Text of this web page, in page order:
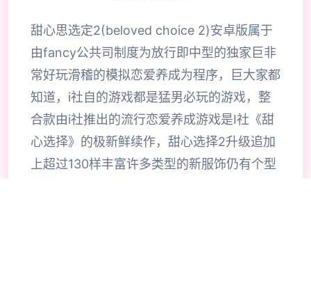
甜心思选定2(beloved choice 2)安卓版属于
由fancy公共司制度为放行即中型的独家巨非
常好玩滑稽的模拟恋爱养成为程序，巨大家都
知道，i社自的游戏都是猛男必玩的游戏，整
合款由i社推出的流行恋爱养成游戏是I社《甜
心选择》的极新鲜续作，甜心选择2升级追加
上超过130样丰富许多类型的新服饰仍有个型